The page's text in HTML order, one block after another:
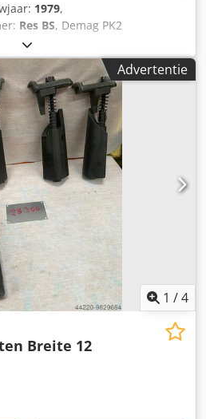
1979,
Res BS, Demag PK2
250Kg / 500Kg Ca. 40 stuks
draagvermogen /
ketting – €500. 500Kg / 0,5t
– dubbele ketting – €600.
ca. 3-4 m. Compleet met
Totaal gewicht ca. 40 kg,
Top conditie, volledig
of gebruikte apparaten!
en direct klaar voor
bedrijfsvoering. Locatie artikel:
Advertentie
1 /4
Breite 12